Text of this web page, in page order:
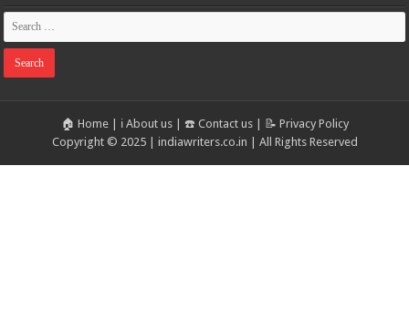
🏠 Home| ℹ️ About us| ☎️ Contact us| 📝 Privacy Policy
Copyright © 2025 | indiawriters.co.in | All Rights Reserved